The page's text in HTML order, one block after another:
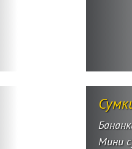
Мини